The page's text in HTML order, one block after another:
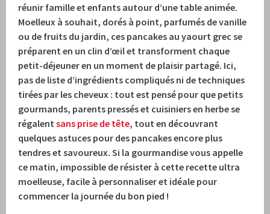
réunir famille et enfants autour d’une table animée.
Moelleux à souhait, dorés à point, parfumés de vanille
ou de fruits du jardin, ces pancakes au yaourt grec se
préparent en un clin d’œil et transforment chaque
petit-déjeuner en un moment de plaisir partagé. Ici,
pas de liste d’ingrédients compliqués ni de techniques
tirées par les cheveux : tout est pensé pour que petits
gourmands, parents pressés et cuisiniers en herbe se
régalentsans prise de tête, tout en découvrant
quelques astuces pour des pancakes encore plus
tendres et savoureux. Si la gourmandise vous appelle
ce matin, impossible de résister à cette recette ultra
moelleuse, facile à personnaliser et idéale pour
commencer la journée du bon pied !